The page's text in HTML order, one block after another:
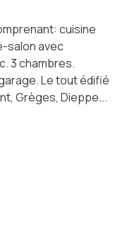
cuisine
salon avec
3 chambres.
Le tout édifié
Grèges, Dieppe...